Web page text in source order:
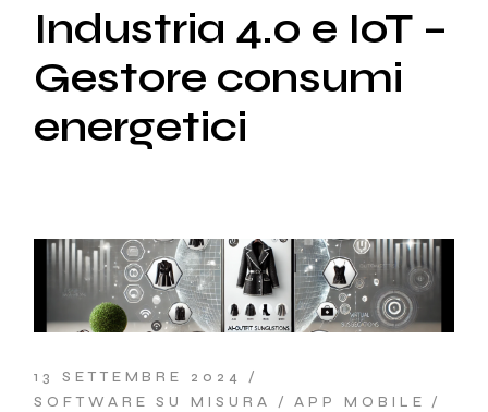
Industria 4.0 e IoT –
Gestore consumi
energetici
13 SETTEMBRE 2024
SOFTWARE SU MISURA
APP MOBILE